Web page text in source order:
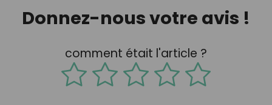
Donnez-nous votre avis !
comment était l'article ?